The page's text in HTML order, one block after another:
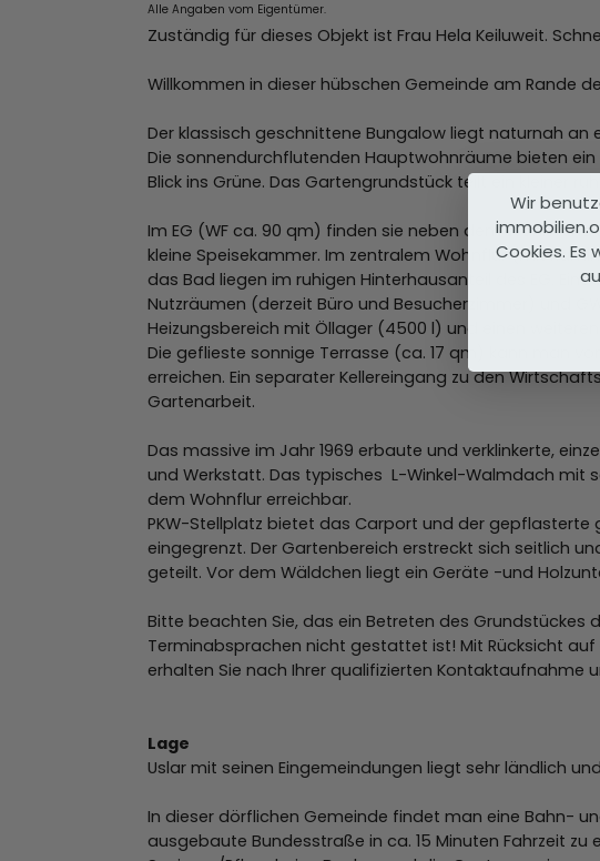
Alle Angaben vom Eigentümer.
Zuständig für dieses Objekt ist Frau Hela Keiluweit.
Willkommen in dieser hübschen Gemeinde am Rande
Der klassisch geschnittene Bungalow liegt naturnah an
Die sonnendurchflutenden Hauptwohnräume bieten
Blick ins Grüne. Das Gartengrundstück teilt ein kleiner
Im EG (WF ca. 90 qm) finden sie neben dem Wohn-
kleine Speisekammer. Im zentralem Wohnflur (mit
das Bad liegen im ruhigen Hinterhausanteil des EG.
Nutzräumen (derzeit Büro und Besucherzimmer) und
Heizungsbereich mit Öllager (4500 l) und einen
Die geflieste sonnige Terrasse (ca. 17 qm) kann man
erreichen. Ein separater Kellereingang zu den
Gartenarbeit.
Das massive im Jahr 1969 erbaute und verklinkerte,
und Werkstatt. Das typisches L-Winkel-Walmdach mit
dem Wohnflur erreichbar.
PKW-Stellplatz bietet das Carport und der gepflasterte
eingegrenzt. Der Gartenbereich erstreckt sich seitlich
geteilt. Vor dem Wäldchen liegt ein Geräte -und
Bitte beachten Sie, das ein Betreten des Grundstückes
Terminabsprachen nicht gestattet ist! Mit Rücksicht
erhalten Sie nach Ihrer qualifizierten Kontaktaufnahme
Lage
Uslar mit seinen Eingemeindungen liegt sehr ländlich
In dieser dörflichen Gemeinde findet man eine Bahn-
ausgebaute Bundesstraße in ca. 15 Minuten Fahrzeit zu
Wir
Cookies. Es